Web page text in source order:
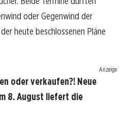
oder Gegenwind der
heute beschlossenen Pläne
Anzeige
oder verkaufen?! Neue
8. August liefert die